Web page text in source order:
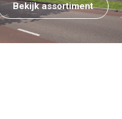
Bekijk assortiment